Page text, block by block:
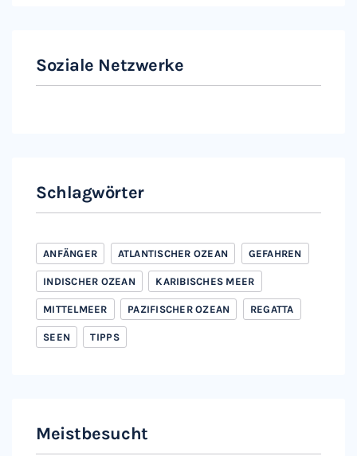
Soziale Netzwerke
Schlagwörter
ANFÄNGER ATLANTISCHER OZEAN GEFAHREN
INDISCHER OZEAN KARIBISCHES MEER
MITTELMEER PAZIFISCHER OZEAN REGATTA
SEEN TIPPS
Meistbesucht